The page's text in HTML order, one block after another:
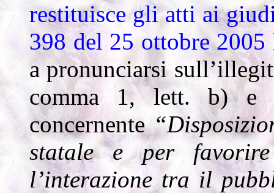
restituisce gli atti ai
398 del 25 ottobre
a pronunciarsi
comma 1, lett. b) e
concernente
statale e per
l’interazione tra il